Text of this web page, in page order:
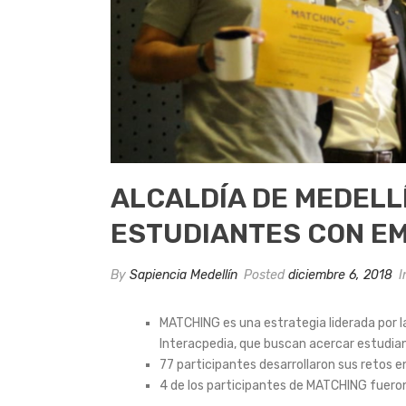
ALCALDÍA DE
ESTUDIANTES CON
By Sapiencia Medellín Posteddiciembre 6, 2018
MATCHING es una estrategia liderada por
Interacpedia, que buscan acercar
77 participantes desarrollaron sus retos
4 de los participantes de MATCHING